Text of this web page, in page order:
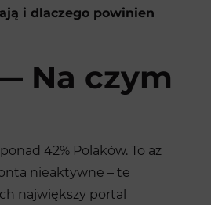
i dlaczego powinien
Na czym
42% Polaków. To aż
nieaktywne – te
największy portal